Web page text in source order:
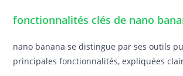
fonctionnalités clés de nano
nano banana se distingue par ses outils
principales fonctionnalités, expliquées